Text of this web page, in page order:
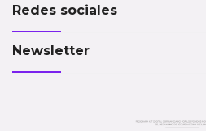
Redes sociales
Newsletter